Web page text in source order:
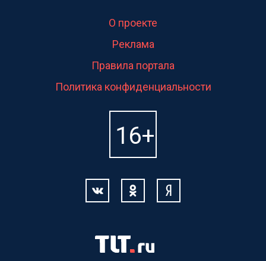
О проекте
Реклама
Правила портала
Политика конфиденциальности